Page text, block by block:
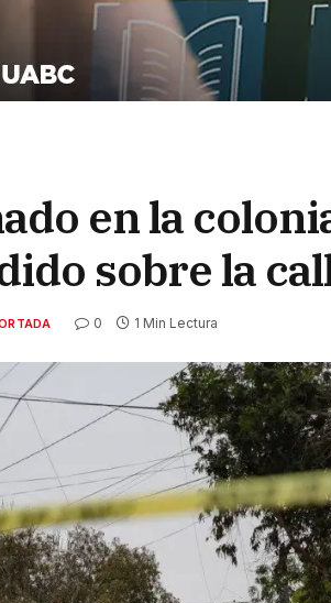
en la
sobre la
0 1 Min Lectura